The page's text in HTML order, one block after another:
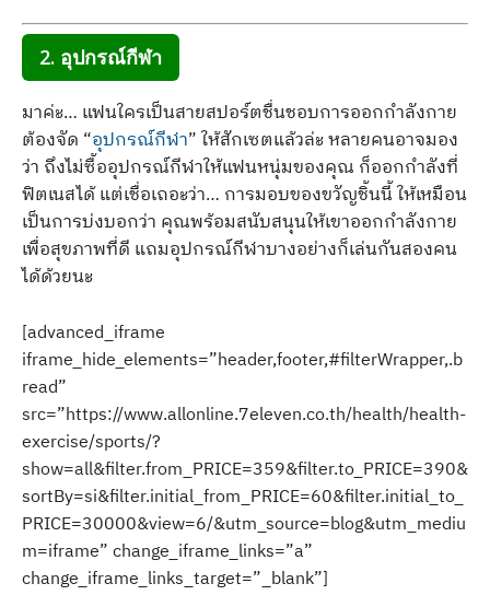
2. อุปกรณ์กีฬา
มาค่ะ… แฟนใครเป็นสายสปอร์ตชื่นชอบการออกกำลังกาย
ต้องจัด “อุปกรณ์กีฬา” ให้สักเซตแล้วล่ะ หลายคนอาจมอง
ว่า ถึงไม่ซื้ออุปกรณ์กีฬาให้แฟนหนุ่มของคุณ ก็ออกกำลังที่
ฟิตเนสได้ แต่เชื่อเถอะว่า… การมอบของขวัญชิ้นนี้ ให้เหมือน
เป็นการบ่งบอกว่า คุณพร้อมสนับสนุนให้เขาออกกำลังกาย
เพื่อสุขภาพที่ดี แถมอุปกรณ์กีฬาบางอย่างก็เล่นกันสองคน
ได้ด้วยนะ
[advanced_iframe
iframe_hide_elements=”header,footer,#filterWrapper,.b
read”
src=”https://www.allonline.7eleven.co.th/health/health-
exercise/sports/?
show=all&filter.from_PRICE=359&filter.to_PRICE=390&
sortBy=si&filter.initial_from_PRICE=60&filter.initial_to_
PRICE=30000&view=6/&utm_source=blog&utm_mediu
m=iframe” change_iframe_links=”a”
change_iframe_links_target=”_blank”]